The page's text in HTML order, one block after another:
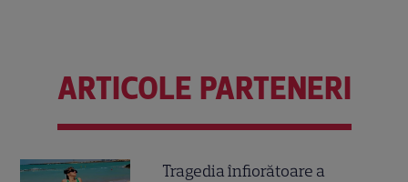
ARTICOLE PARTENERI
Tragedia înfiorătoare a